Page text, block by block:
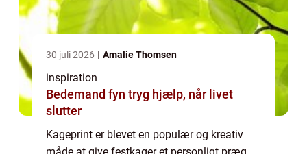
30 juli 2026 Amalie Thomsen
inspiration
Bedemand fyn tryg hjælp, når livet
slutter
Kageprint er blevet en populær og kreativ